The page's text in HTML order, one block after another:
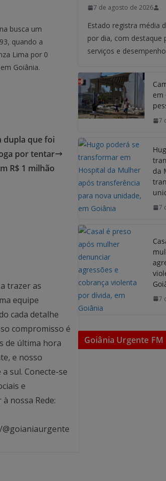
busca um
quando a
Lima por 0
Goiânia.
dupla que foi
por tentar
R$ 1 milhão
trazer as
equipe
cada detalhe
compromisso é
de última hora
e nosso
sul. Conecte-se
e
nossa Rede:
7 de agosto de 2026
Estado registra média
por dia, com destaque
serviços e
em
7
da
7
7
Goiânia Urgente FM